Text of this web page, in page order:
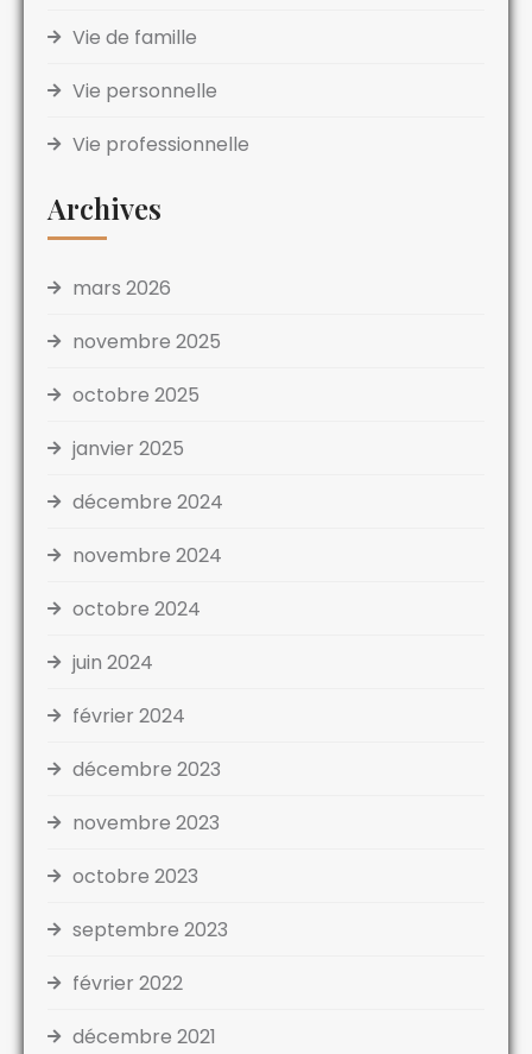
Vie de famille
Vie personnelle
Vie professionnelle
Archives
mars 2026
novembre 2025
octobre 2025
janvier 2025
décembre 2024
novembre 2024
octobre 2024
juin 2024
février 2024
décembre 2023
novembre 2023
octobre 2023
septembre 2023
février 2022
décembre 2021